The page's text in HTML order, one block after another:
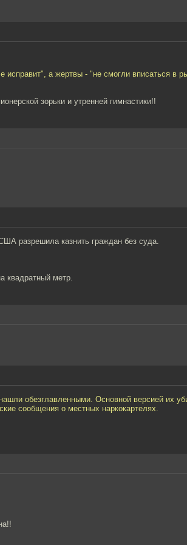
исправит", а жертвы - "не смогли вписаться в
зорьки и утренней гимнастики!!
разрешила казнить граждан без суда.
квадратный метр.
обезглавленными. Основной версией их
сообщения о местных наркокартелях.